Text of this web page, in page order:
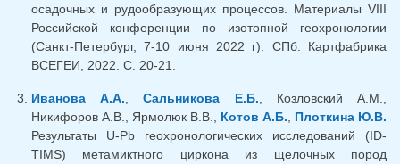
осадочных и рудообразующих процессов. Материалы VIII
Российской конференции по изотопной геохронологии
(Санкт-Петербург, 7-10 июня 2022 г). СПб: Картфабрика
ВСЕГЕИ, 2022. С. 20-21.
Иванова А.А. ,Сальникова Е.Б. , Козловский А.М.,
Никифоров А.В., Ярмолюк В.В., Котов А.Б.
Плоткина Ю.В.
Результаты U-Pb геохронологических исследований (ID-
TIMS) метамиктного циркона из щелочных пород